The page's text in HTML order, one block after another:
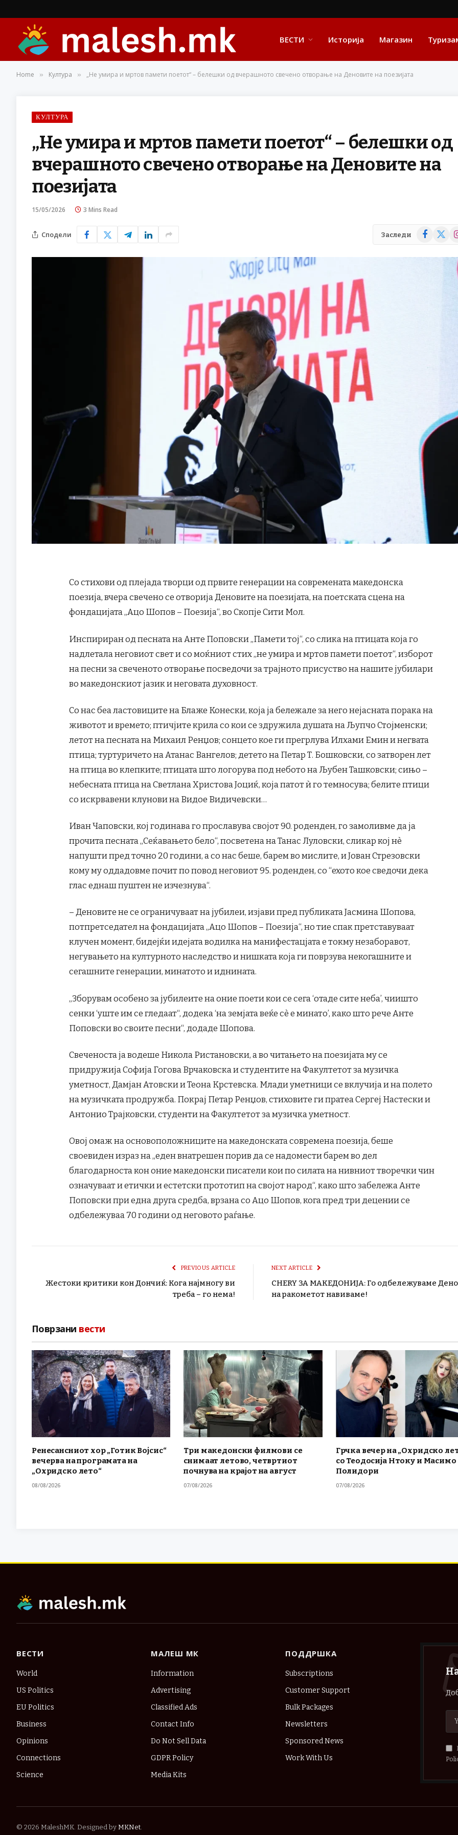
ВЕСТИ Историја Магазин
Home » Култура » „Не умира и мртов памети поетот“ – белешки од вчерашното свечено отворање на Деновите на поезијата
КУЛТУРА
„Не умира и мртов памети поетот“ – белешки од
вчерашното свечено отворање на Деновите на
поезијата
15/05/2026 3 Mins Read
Сподели Заследи Facebook
X
Со стихови од плејада творци од првите генерации на современата македонска
поезија, вчера свечено се отворија Деновите на поезијата, на поетската сцена на
фондацијата „Ацо Шопов – Поезија“, во Скопје Сити Мол.
Инспириран од песната на Анте Поповски „Памети тој“, со слика на птицата која го
надлетала неговиот свет и со моќниот стих „не умира и мртов памети поетот“, изборот
на песни за свеченото отворање посведочи за трајното присуство на нашите јубилари
во македонскиот јазик и неговата духовност.
Со нас беа ластовиците на Блаже Конески, која ја бележале за него нејасната порака на
животот и времето; птичјите крила со кои се здружила душата на Љупчо Стојменски;
летот на песната на Михаил Ренџов; сонцето кое ги прегрлува Илхами Емин и негвата
птица; туртуричето на Атанас Вангелов; детето на Петар Т. Бошковски, со затворен лет
на птица во клепките; птицата што логорува под небото на Љубен Ташковски; сињо –
небесната птица на Светлана Христова Јоциќ, која патот ѝ го темносува; белите птици
со искрвавени клунови на Видое Видичевски…
Иван Чаповски, кој годинава го прославува својот 90. роденден, го замоливме да ја
прочита песната „Сеќавањето бело“, посветена на Танас Луловски, сликар кој нè
напушти пред точно 20 години, а со нас беше, барем во мислите, и Јован Стрезовски
кому му оддадовме почит по повод неговиот 95. роденден, со “ехото кое сведочи дека
глас еднаш пуштен не изчезнува“.
– Деновите не се ограничуваат на јубилеи, изјави пред публиката Јасмина Шопова,
потпретседател на фондацијата „Ацо Шопов – Поезија“, но тие спак претставуваат
клучен момент, бидејќи идејата водилка на манифестацјата е токму незаборавот,
негувањето на културното наследство и нишката која ги поврзува некогашните и
сегашните генерации, минатото и иднината.
„Зборувам особено за јубилеите на оние поети кои се сега ‘отаде сите неба’, чиишто
сенки ‘уште им се гледаат“, додека ‘на земјата веќе сè е минато’, како што рече Анте
Поповски во своите песни“, додаде Шопова.
Свеченоста ја водеше Никола Ристановски, а во читањето на поезијата му се
придружија Софија Гогова Врчаковска и студентите на Факултетот за музичка
уметност, Дамјан Атовски и Теона Крстевска. Млади уметници се вклучија и на полето
на музичката продружба. Покрај Петар Ренџов, стиховите ги пратеа Сергеј Настески и
Антонио Трајковски, студенти на Факултетот за музичка уметност.
Овој омаж на основоположниците на македонската современа поезија, беше
своевиден израз на „еден внатрешен порив да се надомести барем во дел
благодарноста кон оние македонски писатели кои по силата на нивниот творечки чин
означуваат и етички и естетски прототип на својот народ“, како што забележа Анте
Поповски при една друга средба, врзана со Ацо Шопов, кога пред три децении се
одбележуваа 70 години од неговото раѓање.
PREVIOUS ARTICLE
Жестоки критики кон Дончиќ: Кога најмногу ви
треба – го нема!
NEXT ARTICLE
CHERY ЗА МАКЕДОНИЈА: Го одбележуваме
на ракометот навиваме!
Поврзани вести
Ренесансниот хор „Готик Војсис“
вечерва на програмата на
„Охридско лето“
08/08/2026
Три македонски филмови се
снимаат летово, четвртиот
почнува на крајот на август
07/08/2026
Грчка вечер на „Охридско
со Теодосија Нтоку и Масимо
Полидори
07/08/2026
ВЕСТИ
World
US Politics
EU Politics
Business
Opinions
Connections
Science
МАЛЕШ МК
Information
Advertising
Classified Ads
Contact Info
Do Not Sell Data
GDPR Policy
Media Kits
ПОДДРШКА
Subscriptions
Customer Support
Bulk Packages
Newsletters
Sponsored News
Work With Us
© 2026 MaleshMK. Designed by MKNet